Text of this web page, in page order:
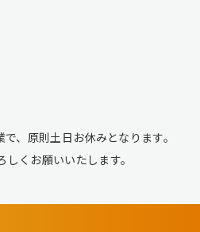
、原則土日お休みとなります。
くお願いいたします。